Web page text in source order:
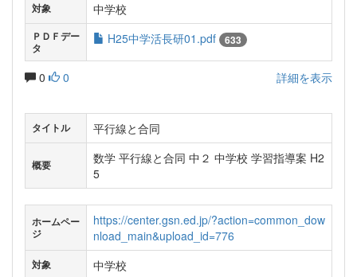
対象 中学校
ＰＤＦデー
タ
H25中学活長研01.pdf 633
0 0 詳細を表示
タイトル 平行線と合同
概要
数学 平行線と合同 中２ 中学校 学習指導案 H2
5
ホームペー
ジ
https://center.gsn.ed.jp/?action=common_dow
nload_main&upload_id=776
対象 中学校